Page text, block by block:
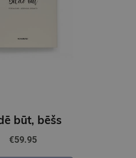
būt, bēšs
€59.95